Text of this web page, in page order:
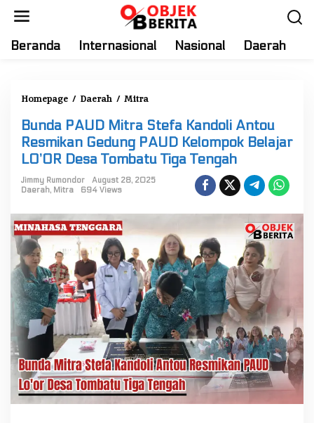
Beranda Internasional Nasional Daerah
Homepage / Daerah / Mitra
n
d
a
P
U
i
t
r
a
S
t
e
f
a
K
Bunda PAUD Mitra Stefa Kandoli Antou
Resmikan Gedung PAUD Kelompok Belajar
LO’OR Desa Tombatu Tiga Tengah
Jimmy Rumondor
August 28, 2025
Daerah, Mitra 694 Views